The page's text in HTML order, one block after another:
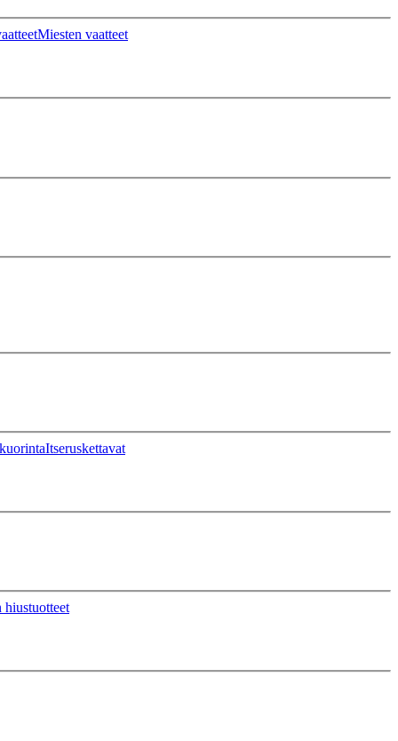
Miesten vaatteet
Itseruskettavat
hiustuotteet